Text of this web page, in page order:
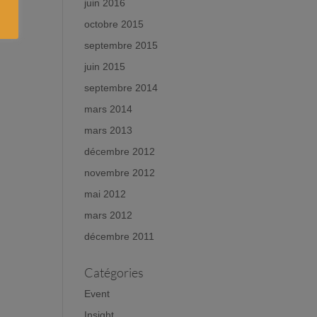
juin 2016
octobre 2015
septembre 2015
juin 2015
septembre 2014
mars 2014
mars 2013
décembre 2012
novembre 2012
mai 2012
mars 2012
décembre 2011
Catégories
Event